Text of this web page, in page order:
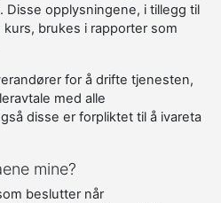
Disse opplysningene, i tillegg til
brukes i rapporter som
for å drifte tjenesten,
med alle
disse er forpliktet til å ivareta
mine?
beslutter når